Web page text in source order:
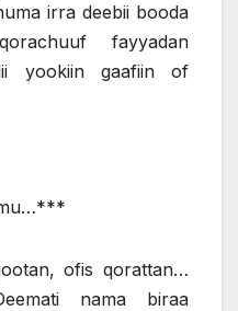
irra deebii booda
fayyadan
yookiin gaafiin of
ofis qorattan…
nama biraa